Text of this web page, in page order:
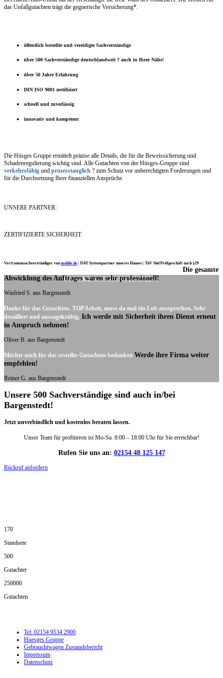
das Unfallgutachten trägt die gegnerische Versicherung*.
öffentlich bestellte und vereidigte Sachverständige
über 500 Sachverständige deutschlandweit ? auch in Ihrer Nähe!
über 50 Jahre Erfahrung
DIN ISO 9001 zertifiziert
schnell und zuverlässig
innovativ und kompetent
Die Hüsges Gruppe ermittelt präzise alle Details, die für die Beweissicherung und
Schadenregulierung wichtig sind. Alle Gutachten von der Hüsges-Gruppe sind
verkehrsfähig und prozesstauglich ? zum Schutz vor unberechtigten Forderungen und
für die Durchsetzung Ihrer finanziellen Ansprüche.
UNSERE PARTNER:
ZERTIFIZIERTE SICHERHEIT:
Vertrauenssachverständiger vonmobile.de DAT Systempartner unseres Hauses | TüV Süd Prüfgeschäft nach §29
UNSERE KUNDENSTIMMEN:
Die gesamte
Abwicklung des Auftrages waren sehr professionell!
Winfried S. aus Bargenstedt
Danke für das Gutachten. TOP Arbeit, muss da mal ein Lob aussprechen. Sehr
detailliert und aussagekräftig. Ich werde mit Sicherheit ihren Dienst erneut
in Anspruch nehmen!
Oliver B. aus Bargenstedt
Möchte mich für das erstellte Gutachten bedanken Werde ihre Firma weiter
empfehlen!
Reiner G. aus Bargenstedt
Unsere 500 Sachverständige sind auch in/bei
Bargenstedt!
Jetzt unverbindlich und kostenlos beraten lassen.
Unser Team für profitieren ist Mo-Sa. 8:00 – 18:00 Uhr für Sie erreichbar!
Rufen Sie uns an: 02154 48 125 147
Rückruf anfordern
170
Standorte
500
Gutachter
250000
Gutachten
Tel: 02154 9534 2900
Huesges Gruppe
Gebrauchtwagen Zustandsbericht
Impressum
Datenschutz